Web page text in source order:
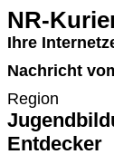
NR-
Ihre
Nachricht
Region
Entdecker